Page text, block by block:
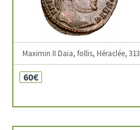
Maximin II Daia, follis, Héraclée, 313
60€